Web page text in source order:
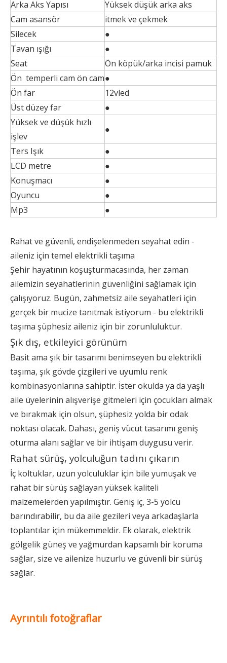
Arka Aks Yapısı
Yüksek düşük arka aks
Cam asansör
itmek ve çekmek
Silecek
●
Tavan ışığı
●
Seat
Ön köpük/arka incisi pamuk
Ön temperli cam ön cam●
Ön far
12vled
Üst düzey far
●
Yüksek ve düşük hızlı
işlev
●
Ters Işık
●
LCD metre
●
Konuşmacı
●
Oyuncu
●
Mp3
●
Rahat ve güvenli, endişelenmeden seyahat edin -
aileniz için temel elektrikli taşıma
Şehir hayatının koşuşturmacasında, her zaman
ailemizin seyahatlerinin güvenliğini sağlamak için
çalışıyoruz. Bugün, zahmetsiz aile seyahatleri için
gerçek bir mucize tanıtmak istiyorum - bu elektrikli
taşıma şüphesiz aileniz için bir zorunluluktur.
Şık dış, etkileyici görünüm
Basit ama şık bir tasarımı benimseyen bu elektrikli
taşıma, şık gövde çizgileri ve uyumlu renk
kombinasyonlarına sahiptir. İster okulda ya da yaşlı
aile üyelerinin alışverişe gitmeleri için çocukları almak
ve bırakmak için olsun, şüphesiz yolda bir odak
noktası olacak. Dahası, geniş vücut tasarımı geniş
oturma alanı sağlar ve bir ihtişam duygusu verir.
Rahat sürüş, yolculuğun tadını çıkarın
İç koltuklar, uzun yolculuklar için bile yumuşak ve
rahat bir sürüş sağlayan yüksek kaliteli
malzemelerden yapılmıştır. Geniş iç, 3-5 yolcu
barındırabilir, bu da aile gezileri veya arkadaşlarla
toplantılar için mükemmeldir. Ek olarak, elektrik
gölgelik güneş ve yağmurdan kapsamlı bir koruma
sağlar, size ve ailenize huzurlu ve güvenli bir sürüş
sağlar.
Ayrıntılı fotoğraflar